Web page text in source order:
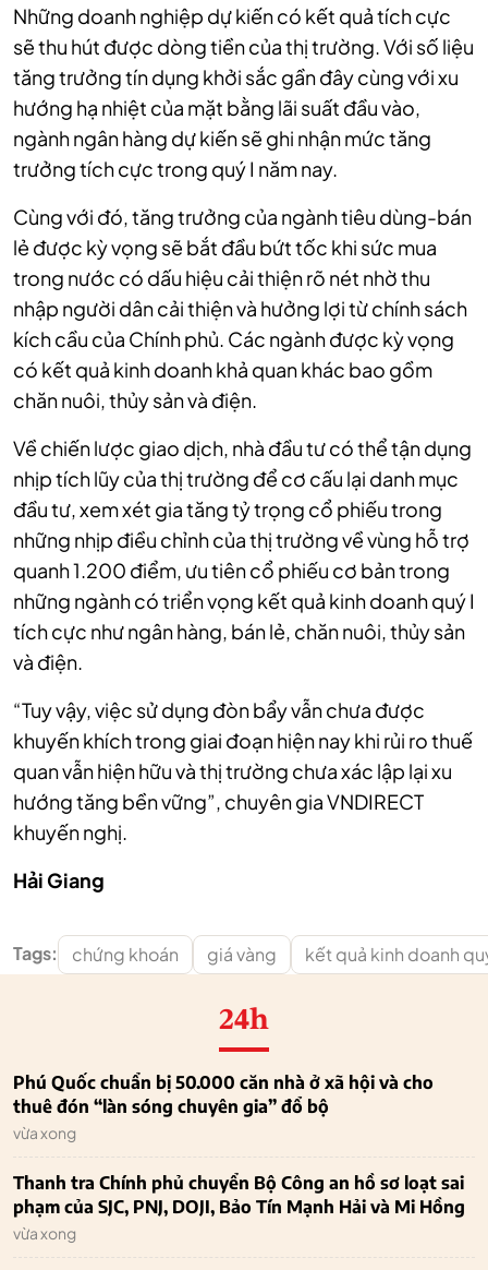
Những doanh nghiệp dự kiến có kết quả tích cực
sẽ thu hút được dòng tiền của thị trường. Với số liệu
tăng trưởng tín dụng khởi sắc gần đây cùng với xu
hướng hạ nhiệt của mặt bằng lãi suất đầu vào,
ngành ngân hàng dự kiến sẽ ghi nhận mức tăng
trưởng tích cực trong quý I năm nay.
Cùng với đó, tăng trưởng của ngành tiêu dùng-bán
lẻ được kỳ vọng sẽ bắt đầu bứt tốc khi sức mua
trong nước có dấu hiệu cải thiện rõ nét nhờ thu
nhập người dân cải thiện và hưởng lợi từ chính sách
kích cầu của Chính phủ. Các ngành được kỳ vọng
có kết quả kinh doanh khả quan khác bao gồm
chăn nuôi, thủy sản và điện.
Về chiến lược giao dịch, nhà đầu tư có thể tận dụng
nhịp tích lũy của thị trường để cơ cấu lại danh mục
đầu tư, xem xét gia tăng tỷ trọng cổ phiếu trong
những nhịp điều chỉnh của thị trường về vùng hỗ trợ
quanh 1.200 điểm, ưu tiên cổ phiếu cơ bản trong
những ngành có triển vọng kết quả kinh doanh quý I
tích cực như ngân hàng, bán lẻ, chăn nuôi, thủy sản
và điện.
“Tuy vậy, việc sử dụng đòn bẩy vẫn chưa được
khuyến khích trong giai đoạn hiện nay khi rủi ro thuế
quan vẫn hiện hữu và thị trường chưa xác lập lại xu
hướng tăng bền vững”, chuyên gia VNDIRECT
khuyến nghị.
Hải Giang
Tags: chứng khoán giá vàng kết quả kinh doanh
24h
Phú Quốc chuẩn bị 50.000 căn nhà ở xã hội và cho
thuê đón “làn sóng chuyên gia” đổ bộ
vừa xong
Thanh tra Chính phủ chuyển Bộ Công an hồ sơ loạt sai
phạm của SJC, PNJ, DOJI, Bảo Tín Mạnh Hải và Mi Hồng
vừa xong